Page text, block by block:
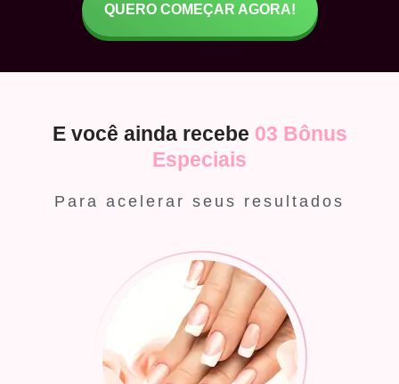
QUERO COMEÇAR AGORA!
E você ainda recebe 03 Bônus
Especiais
Para acelerar seus resultados